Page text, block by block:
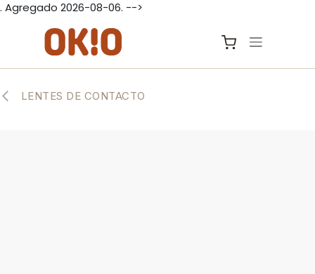
. Agregado 2026-08-06. -->
LENTES DE CONTACTO